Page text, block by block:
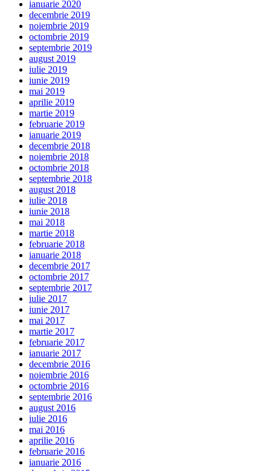
ianuarie 2020
decembrie 2019
noiembrie 2019
octombrie 2019
septembrie 2019
august 2019
iulie 2019
iunie 2019
mai 2019
aprilie 2019
martie 2019
februarie 2019
ianuarie 2019
decembrie 2018
noiembrie 2018
octombrie 2018
septembrie 2018
august 2018
iulie 2018
iunie 2018
mai 2018
martie 2018
februarie 2018
ianuarie 2018
decembrie 2017
octombrie 2017
septembrie 2017
iulie 2017
iunie 2017
mai 2017
martie 2017
februarie 2017
ianuarie 2017
decembrie 2016
noiembrie 2016
octombrie 2016
septembrie 2016
august 2016
iulie 2016
mai 2016
aprilie 2016
februarie 2016
ianuarie 2016